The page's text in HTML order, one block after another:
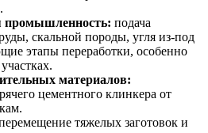
подача
скальной породы, угля из-под
этапы переработки, особенно
материалов:
цементного клинкера от
тяжелых заготовок и